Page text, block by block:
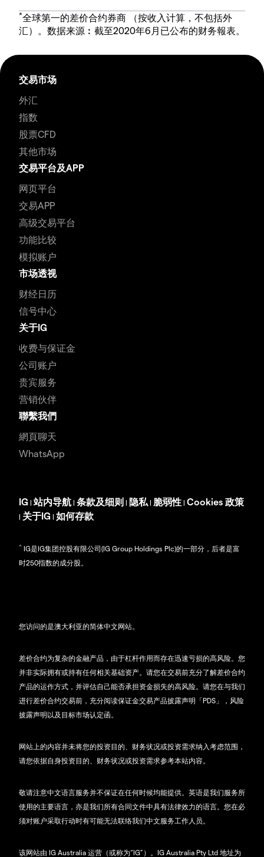
*全球第一的差价合约券商 （按收入计算，不包括外
汇）。数据来源︰截至2020年6月已公布的财务報表。
交易市场
外汇
指数
股票CFD
其他市场
交易平台及APP
网页平台
交易APP
高级交易平台
功能比较
模拟账户
市场透视
财经日历
信号中心
关于IG
收费与保证金
公司账户
贵宾服务
营销伙伴
聯繫我們
網頁聊天
WhatsApp
IG |站内导航 | 条款及细则 | 隐私 | 脆弱性 | Cookies 政策
| 关于IG | 如何存款
^ IG是IG集团控股有限公司(IG Group Holdings Plc)的一部分，后者是富
时250指数的成分股。
您访问的是澳大利亚的简体中文网站。
差价合约为复杂的金融产品，由于杠杆作用而存在迅速亏损的高风险。您
并非实际拥有或持有任何相关基础资产。请您在交易前充分了解差价合约
产品的运作方式，并评估自己能否承担资金损失的高风险。请您在与我们
进行差价合约交易前，充分阅读保证金交易产品披露声明「PDS」，风险
披露声明以及目标市场认定函。
网站上的内容并未将您的投资目的、财务状况或投资需求纳入考虑范围，
请您依据自身投资目的、财务状况或投资需求参考本站内容。
敬请注意中文语言服务并不保证在任何时候均能提供。英语是我们服务所
使用的主要语言，亦是我们所有合同文件中具有法律效力的语言。您在必
须对账户采取行动时有可能无法联络我们中文服务工作人员。
该网站由 IG Australia 运营（或称为“IG”）。IG Australia Pty Ltd 地址为